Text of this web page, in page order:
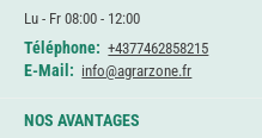
Lu - Fr 08:00 - 12:00
Téléphone: +4377462858215
E-Mail: info@agrarzone.fr
NOS AVANTAGES